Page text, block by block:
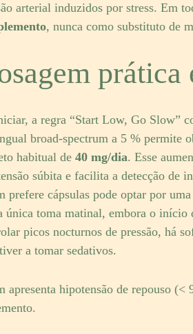
arterial induzidos por stress. Em
, nunca como substituto de
prática
a regra “Start Low, Go Slow”
broad-spectrum a 5 % permite
habitual de 40 mg/dia. Esse
súbita e facilita a detecção de
prefere cápsulas pode optar por
única toma matinal, embora o início
picos nocturnos de pressão, há
a tomar sedativos.
apresenta hipotensão de repouso